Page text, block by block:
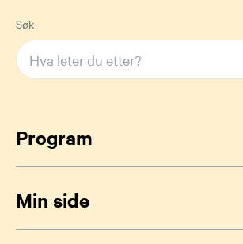
Søk
Program
Min side